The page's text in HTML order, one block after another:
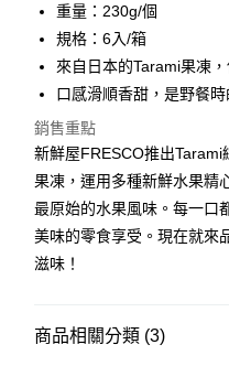
街口支付
ATM付款
運送方式
常溫宅配
每筆NT$225
鮮時配（台北市全區、新北
莊及蘆洲區）
重量：230g/個
規格：6入/箱
來自日本的Tarami果凍
口感滑順香甜，是野餐
銷售重點
新鮮屋FRESCO推出
果凍，運用多種新鮮水果精
最原始的水果風味。每一口
美味的零食享受。現在就來
滋味！
商品相關分類 (3)